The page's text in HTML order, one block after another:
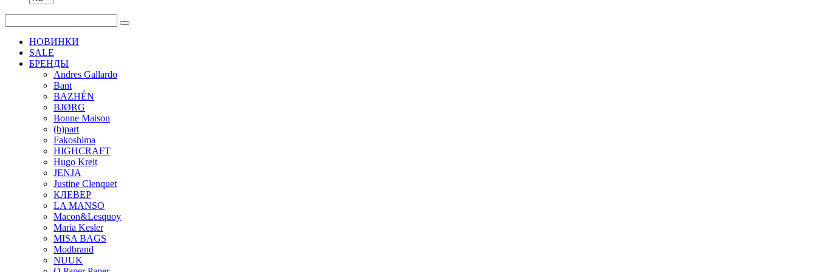
НОВИНКИ
SALE
БРЕНДЫ
Andres Gallardo
Bant
BAZHÉN
BJØRG
Bonne Maison
(b)part
Fakoshima
HIGHCRAFT
Hugo Kreit
JENJA
Justine Clenquet
КЛЕВЕР
LA MANSO
Macon&Lesquoy
Maria Kesler
MISA BAGS
Modbrand
NUUK